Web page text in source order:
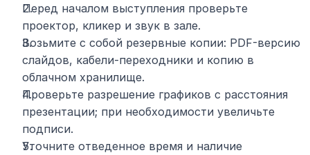
Перед началом выступления проверьте
проектор, кликер и звук в зале.
Возьмите с собой резервные копии: PDF-версию
слайдов, кабели-переходники и копию в
облачном хранилище.
Проверьте разрешение графиков с расстояния
презентации; при необходимости увеличьте
подписи.
Уточните отведенное время и наличие